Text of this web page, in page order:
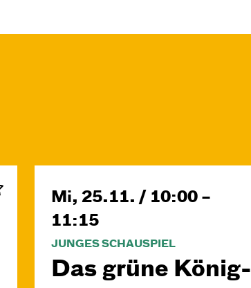
Mi, 25.11. / 10:00 –
11:15
JUNGES SCHAUSPIEL
Das grüne König­